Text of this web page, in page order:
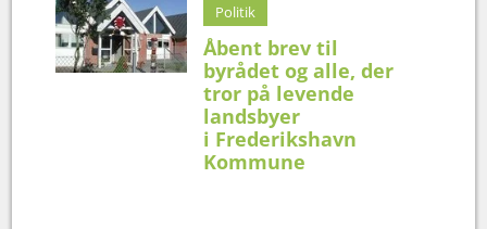
Politik
Åbent brev til
byrådet og alle, der
tror på levende
landsbyer
i Frederikshavn
Kommune